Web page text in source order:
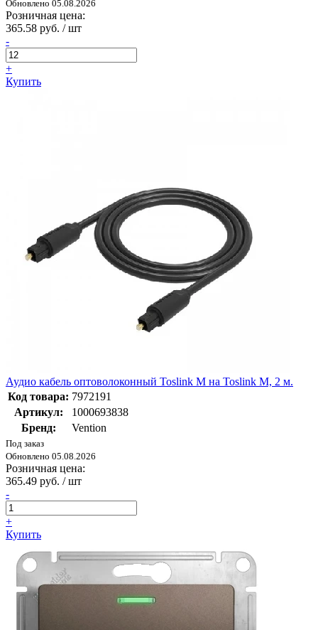
Обновлено 05.08.2026
Розничная цена:
365.58 руб. / шт
-
+
Купить
Аудио кабель оптоволоконный Toslink M на Toslink M, 2 м.
Код товара: 7972191
Артикул:
1000693838
Бренд:
Vention
Под заказ
Обновлено 05.08.2026
Розничная цена:
365.49 руб. / шт
-
+
Купить